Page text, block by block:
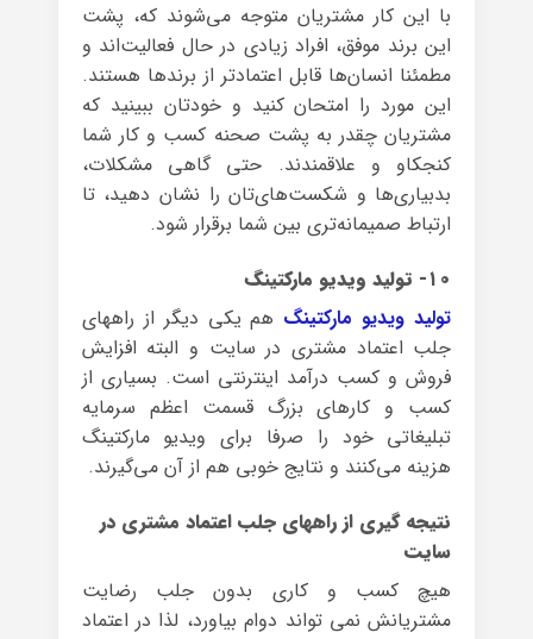
با این کار مشتریان متوجه می‌شوند که، پشت
این برند موفق، افراد زیادی در حال فعالیت‌اند و
مطمئنا انسان‌ها قابل اعتمادتر از برندها هستند.
این مورد را امتحان کنید و خودتان ببینید که
مشتریان چقدر به پشت صحنه کسب و کار شما
کنجکاو و علاقمندند. حتی گاهی مشکلات،
بدبیاری‌ها و شکست‌های‌تان را نشان دهید، تا
ارتباط صمیمانه‌تری بین شما برقرار شود.
۱۰- تولید ویدیو مارکتینگ
تولید ویدیو مارکتینگ هم یکی دیگر از راههای
جلب اعتماد مشتری در سایت و البته افزایش
فروش و کسب درآمد اینترنتی است. بسیاری از
کسب و کارهای بزرگ قسمت اعظم سرمایه
تبلیغاتی خود را صرفا برای ویدیو مارکتینگ
هزینه می‌کنند و نتایج خوبی هم از آن می‌گیرند.
نتیجه گیری از راههای جلب اعتماد مشتری در
سایت
هیچ کسب و کاری بدون جلب رضایت
مشتریانش نمی تواند دوام بیاورد، لذا در اعتماد